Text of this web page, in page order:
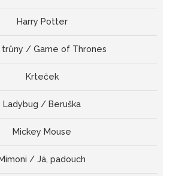
Harry Potter
trůny / Game of Thrones
Krteček
Ladybug / Beruška
Mickey Mouse
Mimoni / Já, padouch